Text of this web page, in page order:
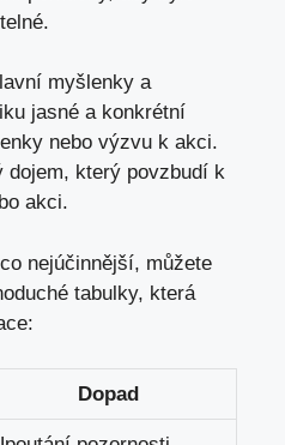
myšlenky a
jasné a konkrétní
nebo výzvu k akci.
dojem, který povzbudí k
akci.
nejúčinnější, můžete
tabulky, která
:
Dopad